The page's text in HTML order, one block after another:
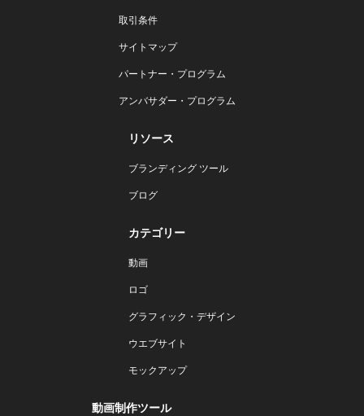
取引条件
サイトマップ
パートナー・プログラム
アンバサダー・プログラム
リソース
ブランディング ツール
ブログ
カテゴリー
動画
ロゴ
グラフィック・デザイン
ウエブサイト
モックアップ
動画制作ツール